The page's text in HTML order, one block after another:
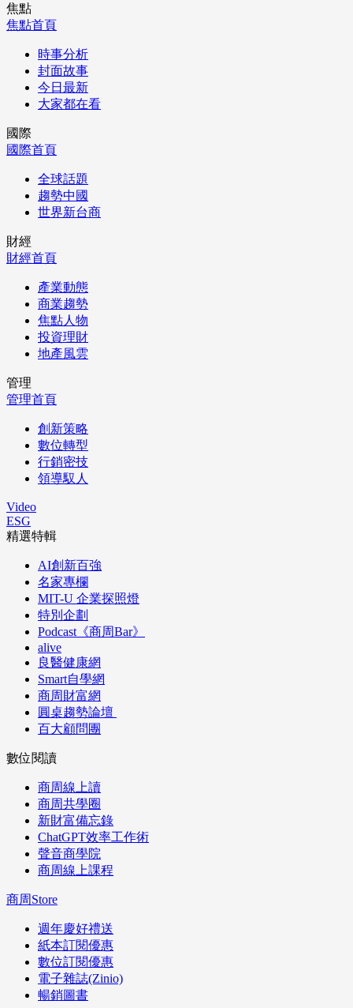
焦點
焦點首頁
時事分析
封面故事
今日最新
大家都在看
國際
國際首頁
全球話題
趨勢中國
世界新台商
財經
財經首頁
產業動態
商業趨勢
焦點人物
投資理財
地產風雲
管理
管理首頁
創新策略
數位轉型
行銷密技
領導馭人
Video
ESG
精選特輯
AI創新百強
名家專欄
MIT-U 企業探照燈
特別企劃
Podcast《商周Bar》
alive
良醫健康網
Smart自學網
商周財富網
圓桌趨勢論壇
百大顧問團
數位閱讀
商周線上讀
商周共學圈
新財富備忘錄
ChatGPT效率工作術
聲音商學院
商周線上課程
商周Store
週年慶好禮送
紙本訂閱優惠
數位訂閱優惠
電子雜誌(Zinio)
暢銷圖書